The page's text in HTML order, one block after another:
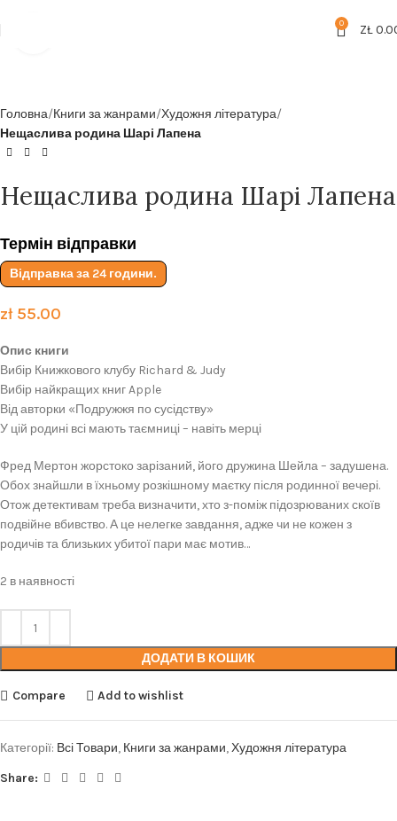
0 ZŁ
Головна Книги за жанрами Художня література
Нещаслива родина Шарі Лапена
Нещаслива родина Шарі Лапена
Термін відправки
Відправка за 24 години.
zł55.00
Опис книги
Вибір Книжкового клубу Richard & Judy
Вибір найкращих книг Apple
Від авторки «Подружжя по сусідству»
У цій родині всі мають таємниці – навіть мерці
Фред Мертон жорстоко зарізаний, його дружина Шейла – задушена.
Обох знайшли в їхньому розкішному маєтку після родинної вечері.
Отож детективам треба визначити, хто з-поміж підозрюваних скоїв
подвійне вбивство. А це нелегке завдання, адже чи не кожен з
родичів та близьких убитої пари має мотив…
2 в наявності
ДОДАТИ В КОШИК
Compare Add to wishlist
Категорії: Всі Товари, Книги за жанрами,Художня література
Share: